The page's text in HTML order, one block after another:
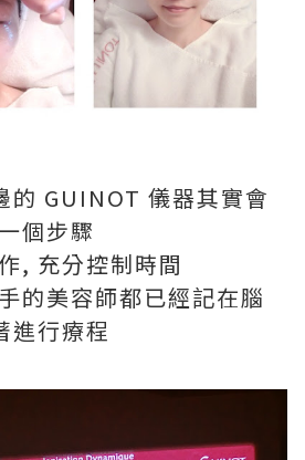
的 GUINOT 儀器其實會
個步驟
, 充分控制時間
的美容師都已經記在腦
進行療程